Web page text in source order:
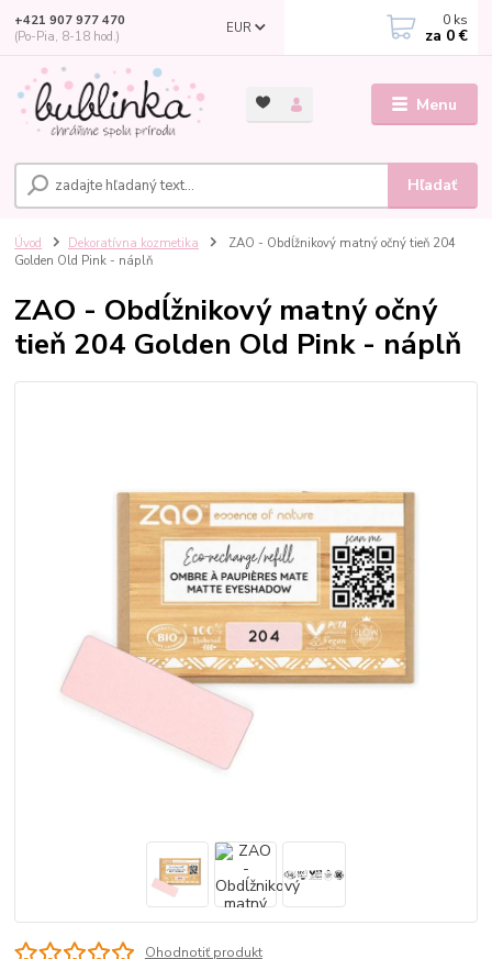
Menu
EUR
Hľadať
+421 907 977 470
(Po-Pia, 8-18 hod.)
0 ks
za 0 €
Úvod Dekoratívna kozmetika
ZAO - Obdĺžnikový matný očný tieň 204
Golden Old Pink - náplň
ZAO - Obdĺžnikový matný očný
tieň 204 Golden Old Pink - náplň
Ohodnotiť produkt